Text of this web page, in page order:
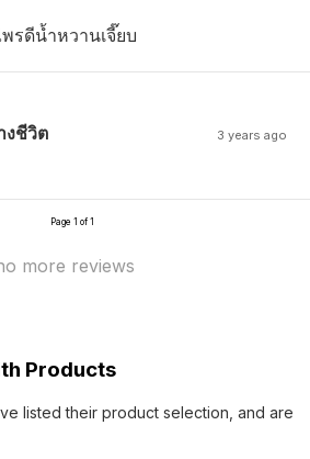
รดีน้ำหวานเจี๊ยบ
งชีวิต 3 years ago
Page 1 of 1
more reviews
Products
listed their product selection, and are